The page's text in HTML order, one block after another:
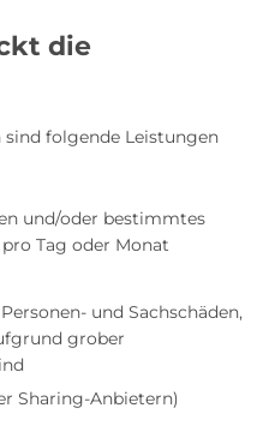
die
folgende Leistungen
und/oder bestimmtes
Tag oder Monat
und Sachschäden,
grober
Sharing-Anbietern)